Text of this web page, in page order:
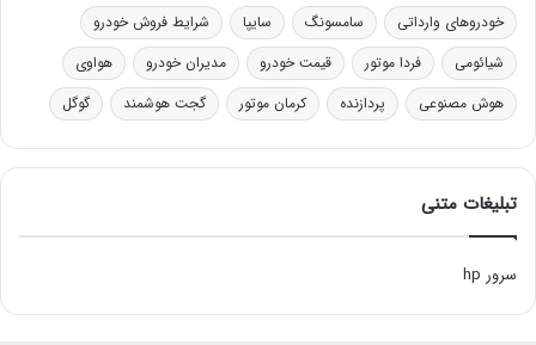
خودروهای وارداتی
سامسونگ سایپا
شرایط فروش خودرو
شیائومی
فردا موتور قیمت خودرو مدیران خودرو
هواوی
هوش مصنوعی
پردازنده کرمان موتور گجت هوشمند گوگل
تبلیغات متنی
سرور hp